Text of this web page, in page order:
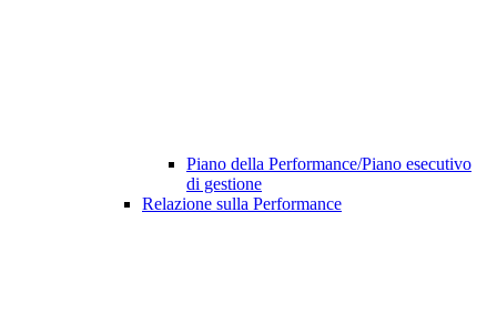
Piano della Performance/Piano esecutivo
di gestione
Relazione sulla Performance